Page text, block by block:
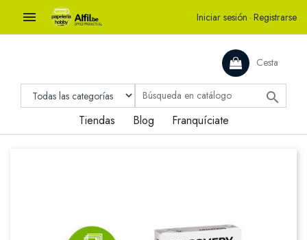
 Iniciar sesión · Registrarse
Cesta

Tiendas Blog Franquíciate